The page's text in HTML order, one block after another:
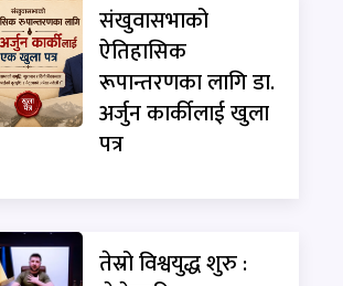
संखुवासभाको
ऐतिहासिक
रूपान्तरणका लागि डा.
अर्जुन कार्कीलाई खुला
पत्र
तेस्रो विश्वयुद्ध शुरु :